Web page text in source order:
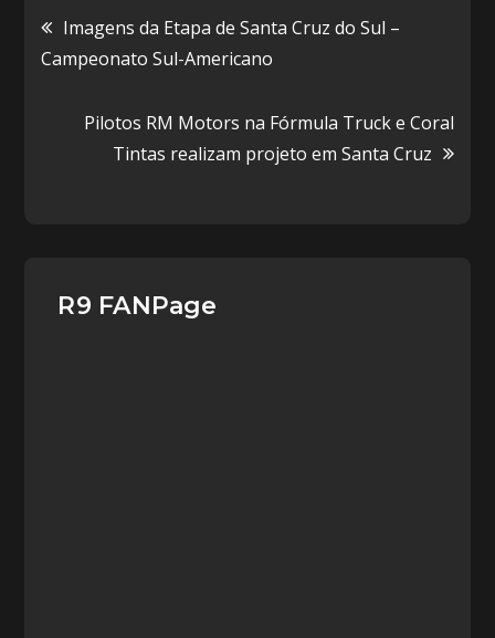
Navegação
de
Post
Imagens da Etapa de Santa Cruz do Sul –
Campeonato Sul-Americano
Pilotos RM Motors na Fórmula Truck e Coral
Tintas realizam projeto em Santa Cruz
R9 FANPage